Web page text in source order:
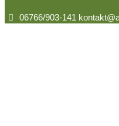
06766/903-141